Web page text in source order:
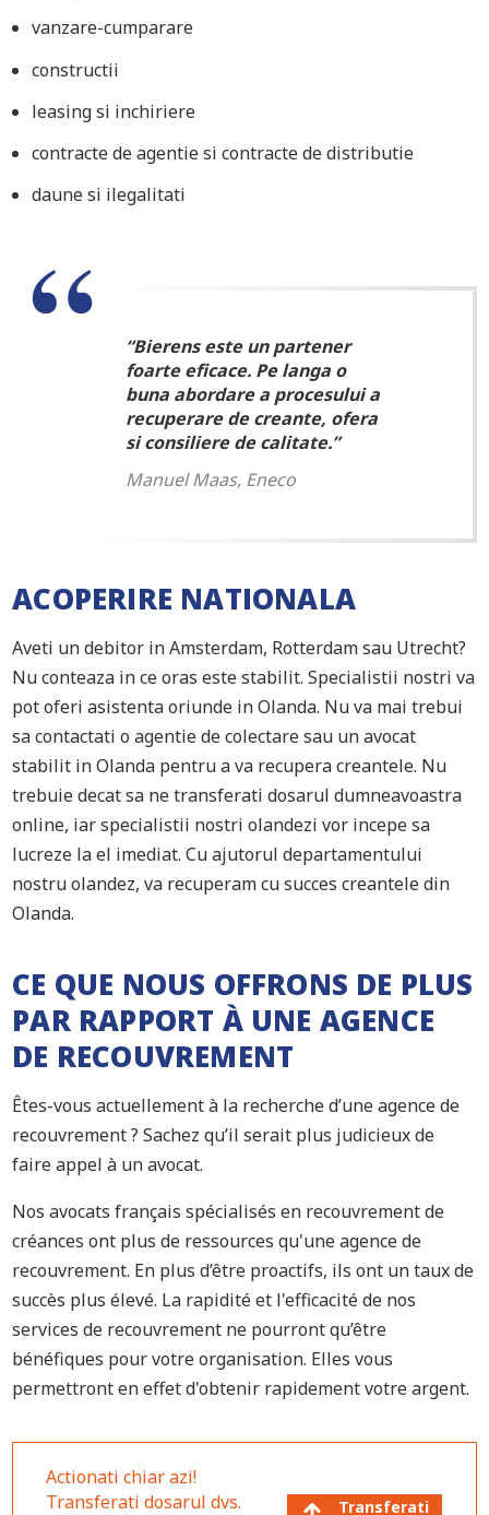
vanzare-cumparare
constructii
leasing si inchiriere
contracte de agentie si contracte de distributie
daune si ilegalitati
“Bierens este un partener
foarte eficace. Pe langa o
buna abordare a procesului a
recuperare de creante, ofera
si consiliere de calitate.”
Manuel Maas, Eneco
ACOPERIRE NATIONALA
Aveti un debitor in Amsterdam, Rotterdam sau Utrecht?
Nu conteaza in ce oras este stabilit. Specialistii nostri va
pot oferi asistenta oriunde in Olanda. Nu va mai trebui
sa contactati o agentie de colectare sau un avocat
stabilit in Olanda pentru a va recupera creantele. Nu
trebuie decat sa ne transferati dosarul dumneavoastra
online, iar specialistii nostri olandezi vor incepe sa
lucreze la el imediat. Cu ajutorul departamentului
nostru olandez, va recuperam cu succes creantele din
Olanda.
CE QUE NOUS OFFRONS DE PLUS
PAR RAPPORT À UNE AGENCE
DE RECOUVREMENT
Êtes-vous actuellement à la recherche d’une agence de
recouvrement ? Sachez qu’il serait plus judicieux de
faire appel à un avocat.
Nos avocats français spécialisés en recouvrement de
créances ont plus de ressources qu'une agence de
recouvrement. En plus d’être proactifs, ils ont un taux de
succès plus élevé. La rapidité et l'efficacité de nos
services de recouvrement ne pourront qu’être
bénéfiques pour votre organisation. Elles vous
permettront en effet d'obtenir rapidement votre argent.
Actionati chiar azi!
Transferati dosarul dvs.
Transferati